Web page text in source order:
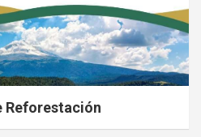
Reforestación